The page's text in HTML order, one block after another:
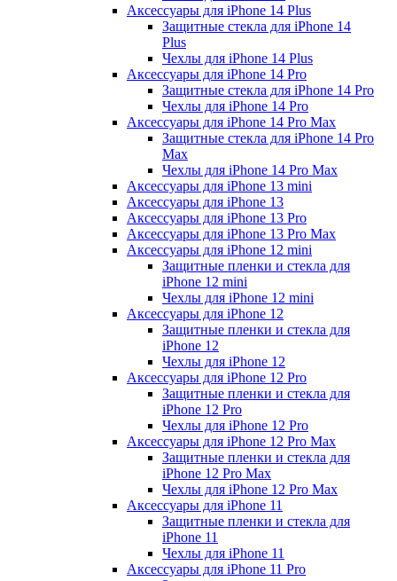
Аксессуары для iPhone 14 Plus
Защитные стекла для iPhone 14
Plus
Чехлы для iPhone 14 Plus
Аксессуары для iPhone 14 Pro
Защитные стекла для iPhone 14 Pro
Чехлы для iPhone 14 Pro
Аксессуары для iPhone 14 Pro Max
Защитные стекла для iPhone 14 Pro
Max
Чехлы для iPhone 14 Pro Max
Аксессуары для iPhone 13 mini
Аксессуары для iPhone 13
Аксессуары для iPhone 13 Pro
Аксессуары для iPhone 13 Pro Max
Аксессуары для iPhone 12 mini
Защитные пленки и стекла для
iPhone 12 mini
Чехлы для iPhone 12 mini
Аксессуары для iPhone 12
Защитные пленки и стекла для
iPhone 12
Чехлы для iPhone 12
Аксессуары для iPhone 12 Pro
Защитные пленки и стекла для
iPhone 12 Pro
Чехлы для iPhone 12 Pro
Аксессуары для iPhone 12 Pro Max
Защитные пленки и стекла для
iPhone 12 Pro Max
Чехлы для iPhone 12 Pro Max
Аксессуары для iPhone 11
Защитные пленки и стекла для
iPhone 11
Чехлы для iPhone 11
Аксессуары для iPhone 11 Pro